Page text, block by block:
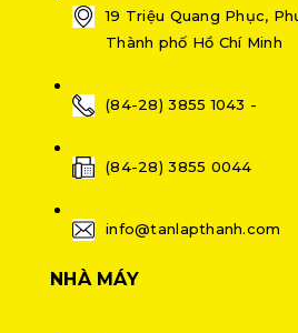
19 Triệu Quang Phục,
Thành phố Hồ Chí Minh
(84-28) 3855 1043 -
(84-28) 3855 0044
info@tanlapthanh.com
NHÀ MÁY